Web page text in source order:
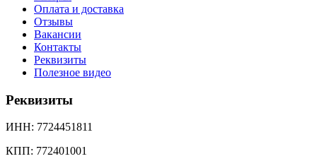
Оплата и доставка
Отзывы
Вакансии
Контакты
Реквизиты
Полезное видео
Реквизиты
ИНН: 7724451811
КПП: 772401001